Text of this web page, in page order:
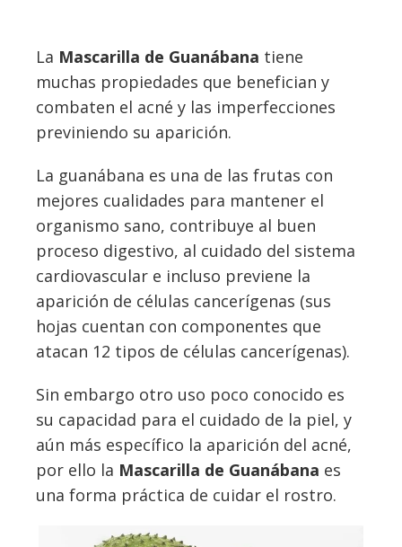
La Mascarilla de Guanábana tiene
muchas propiedades que benefician y
combaten el acné y las imperfecciones
previniendo su aparición.
La guanábana es una de las frutas con
mejores cualidades para mantener el
organismo sano, contribuye al buen
proceso digestivo, al cuidado del sistema
cardiovascular e incluso previene la
aparición de células cancerígenas (sus
hojas cuentan con componentes que
atacan 12 tipos de células cancerígenas).
Sin embargo otro uso poco conocido es
su capacidad para el cuidado de la piel, y
aún más específico la aparición del acné,
por ello la Mascarilla de Guanábana es
una forma práctica de cuidar el rostro.